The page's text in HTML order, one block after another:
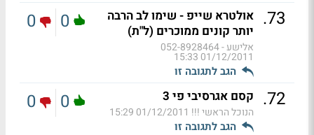
73
. אולטרא שייפ - שימו לב הרבה
יותר קונים ממוכרים (ל"ת)
אלישע - 052-8928464
01/12/2011 15:33
הגב לתגובה זו
0
0
72
. קסם אגרסיבי פי 3
הנוכל הראשי !!! 01/12/2011 15:29
הגב לתגובה זו
0
0